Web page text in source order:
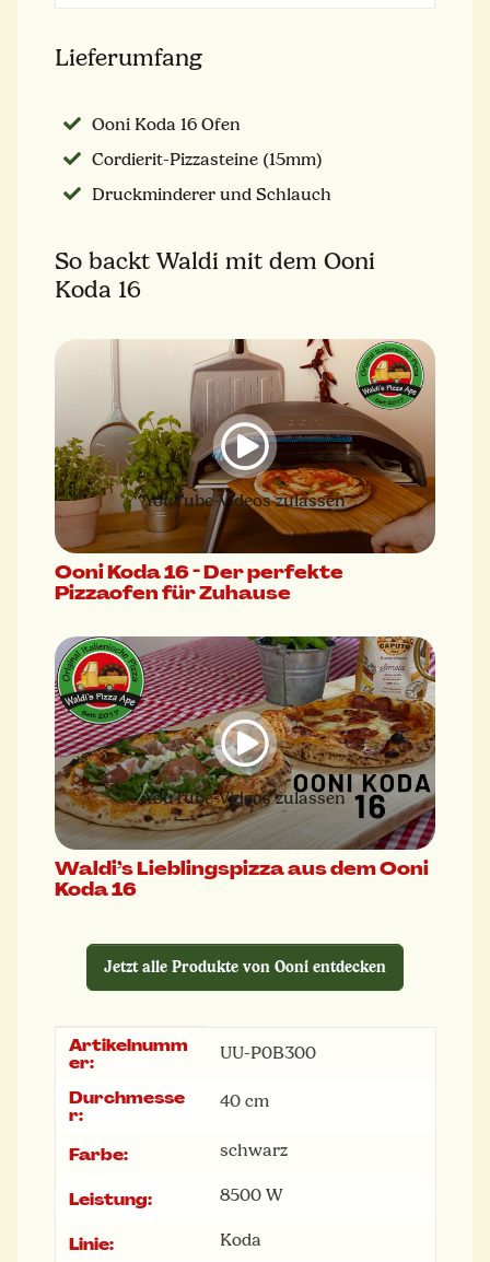
Lieferumfang
Ooni Koda 16 Ofen
Cordierit-Pizzasteine (15mm)
Druckminderer und Schlauch
So backt Waldi mit dem Ooni
Koda 16
YouTube-Videos zulassen
Ooni Koda 16 - Der perfekte
Pizzaofen für Zuhause
YouTube-Videos zulassen
Waldi’s Lieblingspizza aus dem Ooni
Koda 16
Jetzt alle Produkte von Ooni entdecken
Produkteigenschaft
Wert
Artikelnumm
er:
UU-P0B300
Durchmesse
r:
40 cm
Farbe: schwarz
Leistung: 8500 W
Linie: Koda